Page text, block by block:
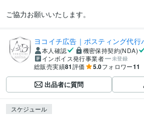
ご協力お願いいたします。
ヨコイチ広告｜ポスティング代行
本人確認
機密保持契約(NDA)
インボイス発行事業者
未登録
総販売実績81評価 5.0フォロワー11
出品者に質問
スケジュール